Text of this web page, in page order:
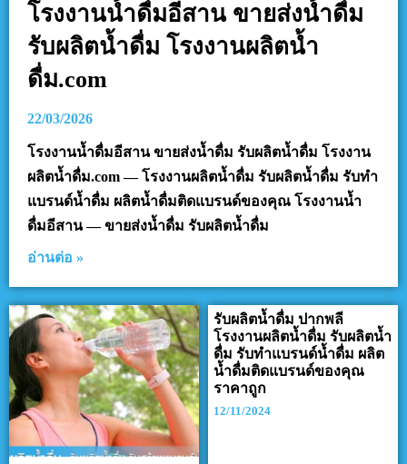
โรงงานน้ำดื่มอีสาน ขายส่งน้ำดื่ม
รับผลิตน้ำดื่ม โรงงานผลิตน้ำ
ดื่ม.com
22/03/2026
โรงงานน้ำดื่มอีสาน ขายส่งน้ำดื่ม รับผลิตน้ำดื่ม โรงงาน
ผลิตน้ำดื่ม.com — โรงงานผลิตน้ำดื่ม รับผลิตน้ำดื่ม รับทำ
แบรนด์น้ำดื่ม ผลิตน้ำดื่มติดแบรนด์ของคุณ โรงงานน้ำ
ดื่มอีสาน — ขายส่งน้ำดื่ม รับผลิตน้ำดื่ม
อ่านต่อ »
รับผลิตน้ำดื่ม ปากพลี
โรงงานผลิตน้ำดื่ม รับผลิตน้ำ
ดื่ม รับทำแบรนด์น้ำดื่ม ผลิต
น้ำดื่มติดแบรนด์ของคุณ
ราคาถูก
12/11/2024